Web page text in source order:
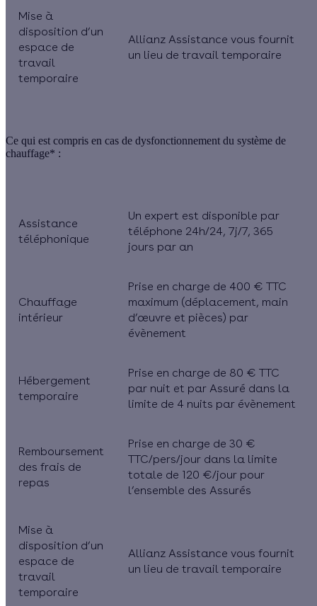
Mise à
disposition d’un
espace de
travail
temporaire
Allianz Assistance vous fournit
un lieu de travail temporaire
Ce qui est compris en cas de dysfonctionnement du système de
chauffage* :
Assistance
téléphonique
Un expert est disponible par
téléphone 24h/24, 7j/7, 365
jours par an
Chauffage
intérieur
Prise en charge de 400 € TTC
maximum (déplacement, main
d’œuvre et pièces) par
évènement
Hébergement
temporaire
Prise en charge de 80 € TTC
par nuit et par Assuré dans la
limite de 4 nuits par évènement
Remboursement
des frais de
repas
Prise en charge de 30 €
TTC/pers/jour dans la limite
totale de 120 €/jour pour
l’ensemble des Assurés
Mise à
disposition d’un
espace de
travail
temporaire
Allianz Assistance vous fournit
un lieu de travail temporaire